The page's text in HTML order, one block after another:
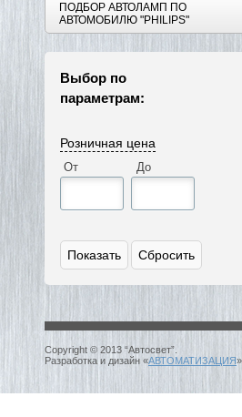
ПОДБОР АВТОЛАМП ПО
АВТОМОБИЛЮ "PHILIPS"
Выбор по
параметрам:
Розничная цена
От До
Copyright © 2013 “Автосвет”.
Разработка и дизайн «АВТОМАТИЗАЦИЯ